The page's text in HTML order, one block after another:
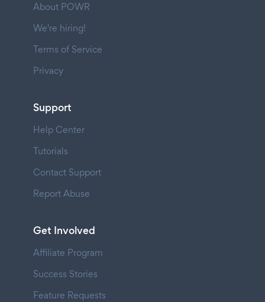
About POWR
We're hiring!
Terms of Service
Privacy
Support
Help Center
Tutorials
Contact Support
Report Abuse
Get Involved
Affiliate Program
Success Stories
Feature Requests